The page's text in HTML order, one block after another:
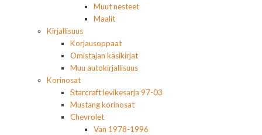
Muut nesteet
Maalit
Kirjallisuus
Korjausoppaat
Omistajan käsikirjat
Muu autokirjallisuus
Korinosat
Starcraft levikesarja 97-03
Mustang korinosat
Chevrolet
Van 1978-1996